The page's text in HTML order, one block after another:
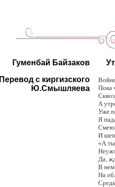
Гуменбай Байзаков
Перевод с киргизского
Ю.Смышляева
Пока
А
Уже
Я
И
«А ты
Да,
В нем
На